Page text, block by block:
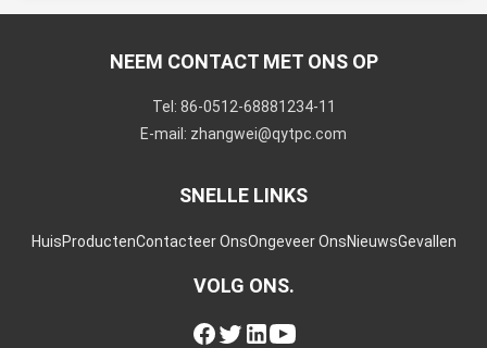
NEEM CONTACT MET ONS OP
Tel: 86-0512-68881234-11
E-mail: zhangwei@qytpc.com
SNELLE LINKS
HuisProductenContacteer OnsOngeveer OnsNieuwsGevallen
VOLG ONS.